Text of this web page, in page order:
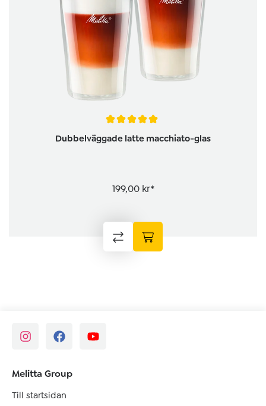
Genomsnittligt betyg på 5 av 5 stjärnor
Dubbelväggade latte macchiato-glas
199,00 kr*
Melitta Group
Till startsidan